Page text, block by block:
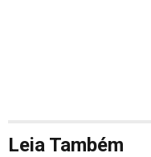
Leia Também